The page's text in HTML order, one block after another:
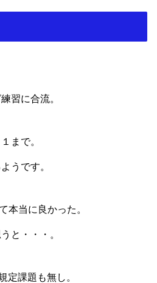
習に合流。
まで。
うです。
本当に良かった。
と・・・。
定課題も無し。